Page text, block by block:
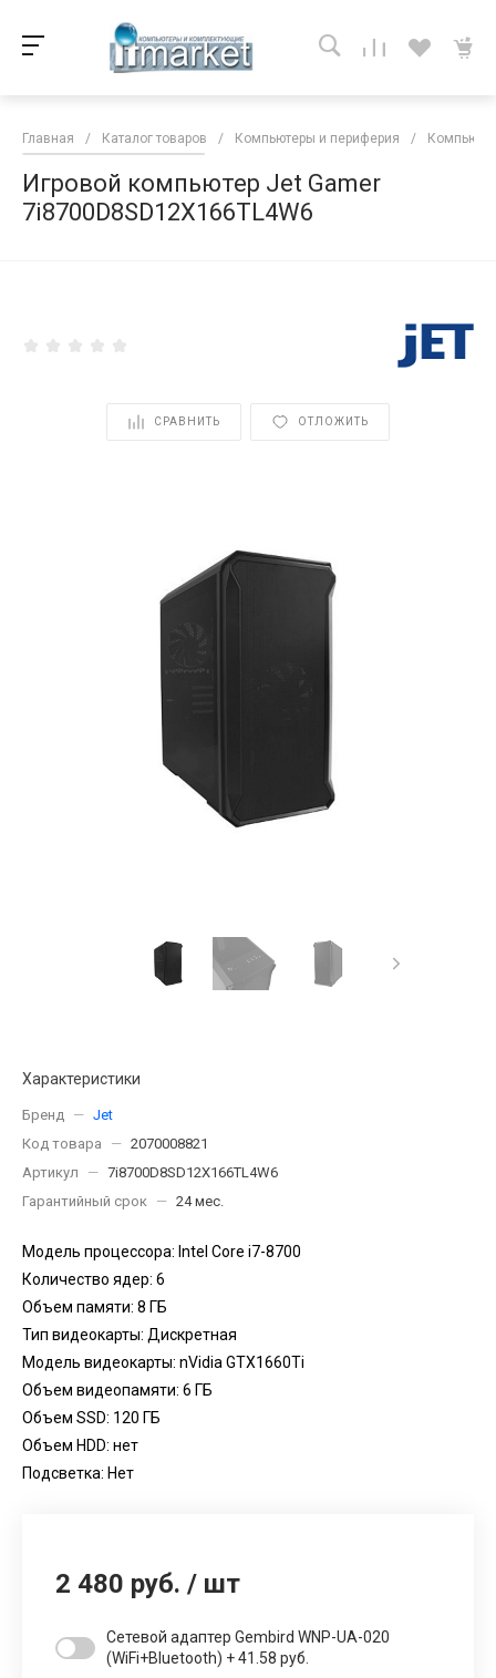
Главная / Каталог товаров / Компьютеры и периферия /
Игровой компьютер Jet Gamer
7i8700D8SD12X166TL4W6
СРАВНИТЬ ОТЛОЖИТЬ
Характеристики
Бренд — Jet
Код товара
— 2070008821
Артикул
— 7i8700D8SD12X166TL4W6
Гарантийный срок
— 24 мес.
Модель процессора: Intel Core i7-8700
Количество ядер: 6
Объем памяти: 8 ГБ
Тип видеокарты: Дискретная
Модель видеокарты: nVidia GTX1660Ti
Объем видеопамяти: 6 ГБ
Объем SSD: 120 ГБ
Объем HDD: нет
Подсветка: Нет
2 480 руб. / шт
Сетевой адаптер Gembird WNP-UA-020
(WiFi+Bluetooth) + 41.58 руб.